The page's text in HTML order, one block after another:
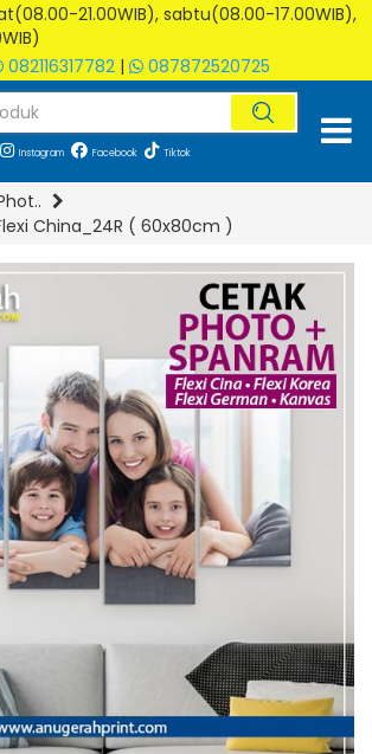
21.00WIB), sabtu(08.00-17.00WIB),
082116317782 | 087872520725
Instagram Facebook Tiktok
China_24R ( 60x80cm )